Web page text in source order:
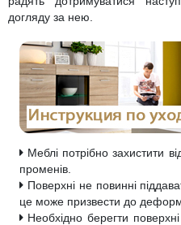
догляду за нею.
Меблі потрібно захистити
променів.
Поверхні не повинні
це може призвести до
Необхідно берегти
Пуфи
Чорні стінки
Стелажі, книжкові шафи
Полиці
Металеві ліжка
М’які ліжка
Односпальні ліжка
Полуторні ліжка
Туалетні столики
Дзеркала
Стійки для одягу
Домашній текстиль
Пеленальні столики,
Дитячі парти
Дитячі столи
Дитячі дивани
Дитячі стільчики
Дитячі матраци
Стільниці
Кухонні мийки
Тумби для ванної лофт
Тумби з умивальником,
Подвійні тумби для ванної, з
Сучасні тумби для ванної
Тумби для ванної під дерево
Класичні тумби у ванну
Глянцеві пенали для ванної
Пенали для ванної під дерево
Класичні пенали для ванної
Напівпенали для ванної
Меблі для ванної в стилі лофт
Умивальники
Умивальники зі стільницею, з
Умивальники на пральну
Підлогові умивальники
Маленькі умивальники
Ванни
Унітази
Аксесуари для ванної та
Офісна
Письмові столи
Комп’ютерні столи
Конференц столи
Тумби мобільні
Сад
Кавові столики для саду
Крісла-гойдалки
Бари і Кафе